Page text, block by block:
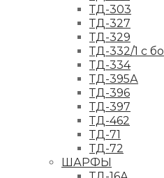
ТД-303
ТД-327
ТД-329
ТД-332/1 с
ТД-334
ТД-395А
ТД-396
ТД-397
ТД-462
ТД-71
ТД-72
ШАРФЫ